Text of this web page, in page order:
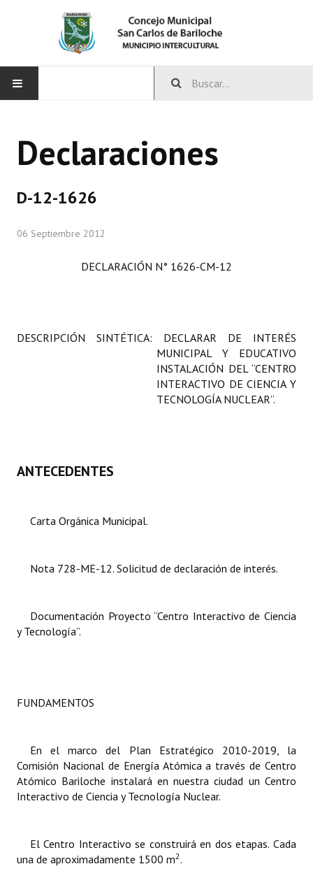
CONCEJO
Comisiones Permanentes
Comisiones Especiales
Reglamento Interno
DOCUMENTOS
Proyectos Presentados
Actas de Audiencias Públicas
NORMATIVA
Declaraciones
Declaraciones
D-12-1626
06 Septiembre 2012
DECLARACIÓN N° 1626-CM-12
DESCRIPCIÓN SINTÉTICA: DECLARAR DE INTERÉS
MUNICIPAL Y EDUCATIVO
INSTALACIÓN DEL “CENTRO
INTERACTIVO DE CIENCIA Y
TECNOLOGÍA NUCLEAR”.
ANTECEDENTES
Carta Orgánica Municipal.
Nota 728-ME-12. Solicitud de declaración de interés.
Documentación Proyecto “Centro Interactivo de Ciencia
y Tecnología”.
FUNDAMENTOS
En el marco del Plan Estratégico 2010-2019, la
Comisión Nacional de Energía Atómica a través de Centro
Atómico Bariloche instalará en nuestra ciudad un Centro
Interactivo de Ciencia y Tecnología Nuclear.
El Centro Interactivo se construirá en dos etapas. Cada
una de aproximadamente 1500 m2.